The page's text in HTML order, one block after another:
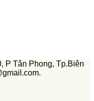
P Tân Phong, Tp.Biên